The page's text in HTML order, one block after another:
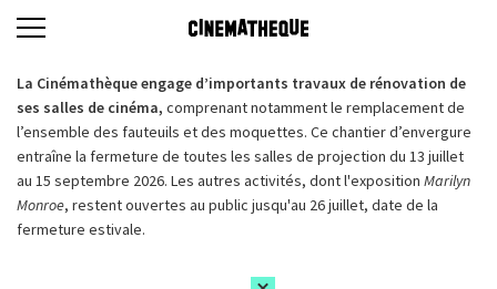
La Cinémathèque engage d’importants travaux de rénovation de
ses salles de cinéma, comprenant notamment le remplacement de
l’ensemble des fauteuils et des moquettes. Ce chantier d’envergure
entraîne la fermeture de toutes les salles de projection du 13 juillet
au 15 septembre 2026. Les autres activités, dont l'exposition Marilyn
Monroe, restent ouvertes au public jusqu'au 26 juillet, date de la
fermeture estivale.